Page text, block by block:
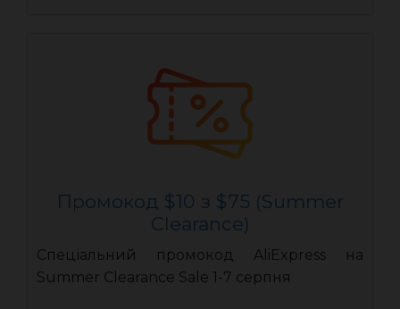
Промокод $10 з $75 (Summer
Clearance)
Спеціальний промокод AliExpress на
Summer Clearance Sale 1-7 серпня